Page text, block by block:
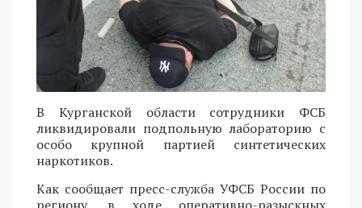
В Курганской области сотрудники ФСБ
ликвидировали подпольную лабораторию с
особо крупной партией синтетических
наркотиков.
Как сообщает пресс-служба УФСБ России по